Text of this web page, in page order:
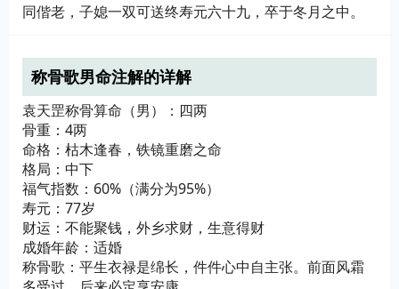
同偕老，子媳一双可送终寿元六十九，卒于冬月之中。
称骨歌男命注解的详解
袁天罡称骨算命（男）：四两
骨重：4两
命格：枯木逢春，铁镜重磨之命
格局：中下
福气指数：60%（满分为95%）
寿元：77岁
财运：不能聚钱，外乡求财，生意得财
成婚年龄：适婚
称骨歌：平生衣禄是绵长，件件心中自主张。前面风霜